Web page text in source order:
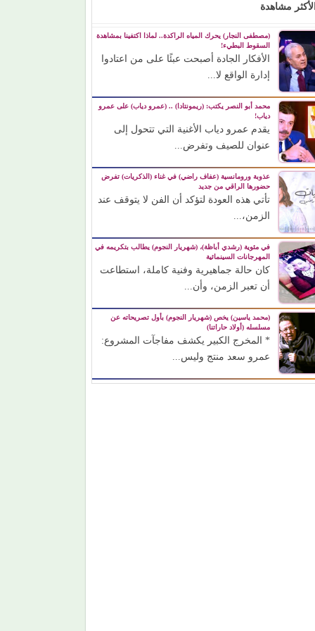
الأكثر مشاهدة
(مصطفى النجار) يحرك المياه الراكدة.. لماذا اكتفينا بمشاهدة
السقوط البطيء!
الأفكار الجادة أصبحت عبئًا على من اعتادوا
إدارة الواقع لا...
محمد أبو النصر يكتب: (ريمونتادا) .. (عمرو دياب) على عمرو
دياب!
يقدم عمرو دياب الأغنية التي تتحول إلى
عنوان للصيف وتفرض...
عذوبة ورومانسية (عفاف راضي) في غناء (الذكريات) تفرض
حضورها الراقي من جديد
تأتي هذه العودة لتؤكد أن الفن لا يتوقف عند
الزمن،...
في مئوية (رشدي أباظة)، (شهريار النجوم) يطالب بتكريمه في
المهرجانات السينمائية
كان حالة جماهيرية وفنية كاملة، استطاعت
أن تعبر الزمن، وأن...
(محمد ياسين) يخص (شهريار النجوم) بأول تصريحاته عن
مسلسله (أولاد حاراتنا)
* المخرج الكبير يكشف مفاجآت المشروع:
عمرو سعد منتج وليس...